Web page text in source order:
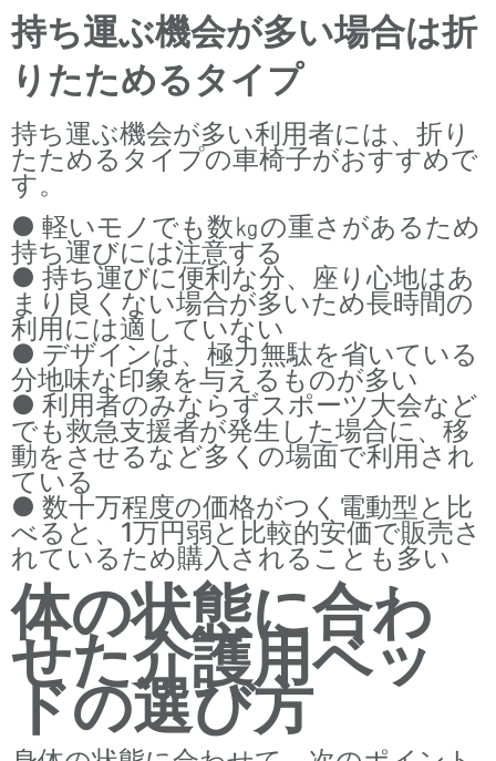
持ち運ぶ機会が多い場合は折
りたためるタイプ
持ち運ぶ機会が多い利用者には、折り
たためるタイプの車椅子がおすすめで
す。
● 軽いモノでも数㎏の重さがあるため
持ち運びには注意する
● 持ち運びに便利な分、座り心地はあ
まり良くない場合が多いため長時間の
利用には適していない
● デザインは、極力無駄を省いている
分地味な印象を与えるものが多い
● 利用者のみならずスポーツ大会など
でも救急支援者が発生した場合に、移
動をさせるなど多くの場面で利用され
ている
● 数十万程度の価格がつく電動型と比
べると、1万円弱と比較的安価で販売さ
れているため購入されることも多い
体の状態に合わ
せた介護用ベッ
ドの選び方